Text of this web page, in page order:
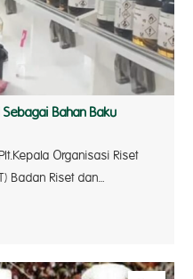
Bahan Baku
Organisasi Riset
Badan Riset dan…